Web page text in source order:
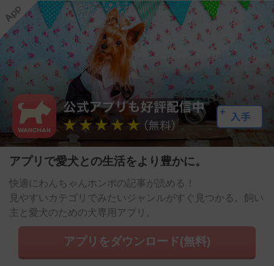
アプリで愛犬との生活をより豊かに。
快適にわんちゃんホンポの記事が読める！
見やすいカテゴリでみたいジャンルがすぐ見つかる。飼い
主と愛犬のための犬専用アプリ。
アプリをダウンロード(無料)